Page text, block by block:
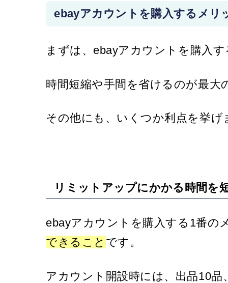
ebayアカウントを購入するメリ
まずは、ebayアカウントを購入
時間短縮や手間を省けるのが最大
その他にも、いくつか利点を挙
リミットアップにかかる時間を
ebayアカウントを購入する1番の
できること です。
アカウント開設時には、出品10